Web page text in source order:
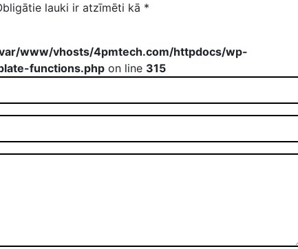
lauki ir atzīmēti kā *
www/vhosts/4pmtech.com/httpdocs/wp-
functions.php on line 315